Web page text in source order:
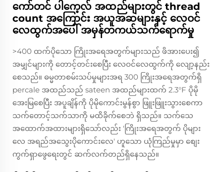
ကော်တင် ပါကေ့လ် အထည်များတွင် thread
count အကြောင်း အယူအဆများနှင့် လေဝင်
လေထွက်အပေါ် အမှန်တကယ်သက်ရောက်မှု
>400 ထက်ပိုသော ကြိုးအရေအတွက်များသည် ဖိအားပေး၍
အမျှင်များကို တောင့်တင်းစေပြီး လေဝင်လေထွက်ကို လျော့နည်း
စေသည်။ ဓမ္မတာစမ်းသပ်မှုများအရ 300 ကြိုးအရေအတွက်ရှိ
percale အထည်သည် sateen အထည်များထက် 2.3°F ပိုမို
အေးမြစေပြီး အပူချိန်ကို ပိုမိုကောင်းမွန်စွာ ဖြူးဖြူးသွားစေကာ
သက်တောင့်သက်သာကို မထိခိုက်စေဘဲ ရှိသည်။ သက်သေ
အထောက်အထားများရှိသော်လည်း 'ကြိုးအရေအတွက် ပိုများ
လေ အရည်အသွေးပိုကောင်းလေ' ဟူသော ယုံကြည်မှုမှာ စျေး
ကွက်ရှာဖွေရေးတွင် ဆက်လက်တည်ရှိနေသည်။